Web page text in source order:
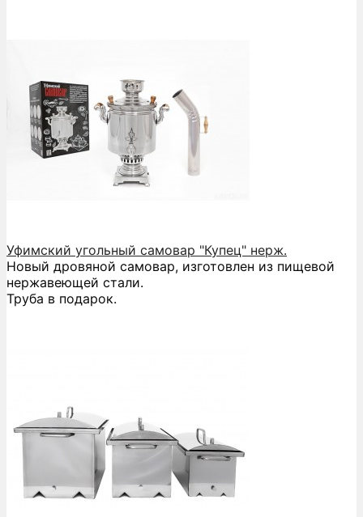
Уфимский угольный самовар "Купец" нерж.
Новый дровяной самовар, изготовлен из пищевой
нержавеющей стали.
Труба в подарок.